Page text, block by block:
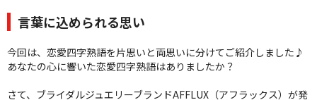
言葉に込められる思い
今回は、恋愛四字熟語を片思いと両思いに分けてご紹介しました♪
あなたの心に響いた恋愛四字熟語はありましたか？
さて、ブライダルジュエリーブランドAFFLUX（アフラックス）が発